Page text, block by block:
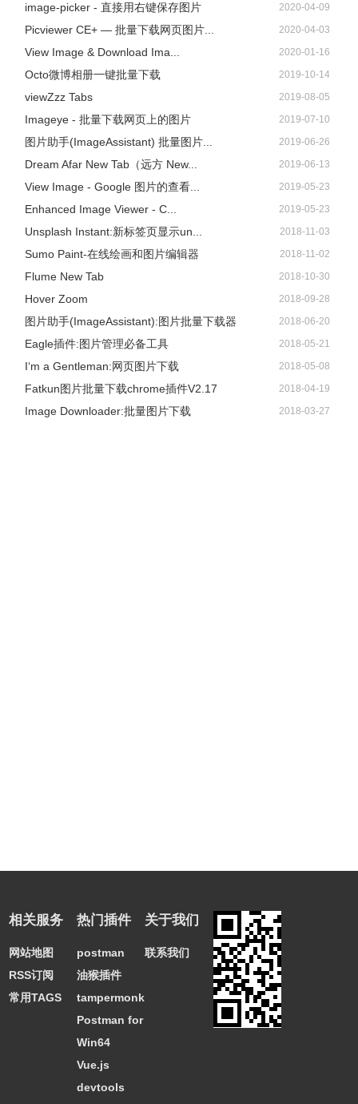
image-picker - 直接用右键保存图片 2020-04-09
Picviewer CE+ — 批量下载网页图片... 2020-04-03
View Image & Download Ima... 2020-01-16
Octo微博相册一键批量下载 2019-10-14
viewZzz Tabs 2019-08-05
Imageye - 批量下载网页上的图片 2019-07-10
图片助手(ImageAssistant) 批量图片... 2019-06-26
Dream Afar New Tab（远方 New... 2019-06-13
View Image - Google 图片的查看... 2019-05-23
Enhanced Image Viewer - C... 2019-05-23
Unsplash Instant:新标签页显示un... 2018-11-03
Sumo Paint-在线绘画和图片编辑器 2018-11-02
Flume New Tab 2018-10-30
Hover Zoom 2018-09-28
图片助手(ImageAssistant):图片批量下载器 2018-06-20
Eagle插件:图片管理必备工具 2018-05-21
I‘m a Gentleman:网页图片下载 2018-05-08
Fatkun图片批量下载chrome插件V2.17 2018-04-19
Image Downloader:批量图片下载 2018-03-27
相关服务
网站地图
RSS订阅
常用TAGS
热门插件
postman
油猴插件
tampermonkey
Postman for
Win64
Vue.js
devtools
关于我们
联系我们